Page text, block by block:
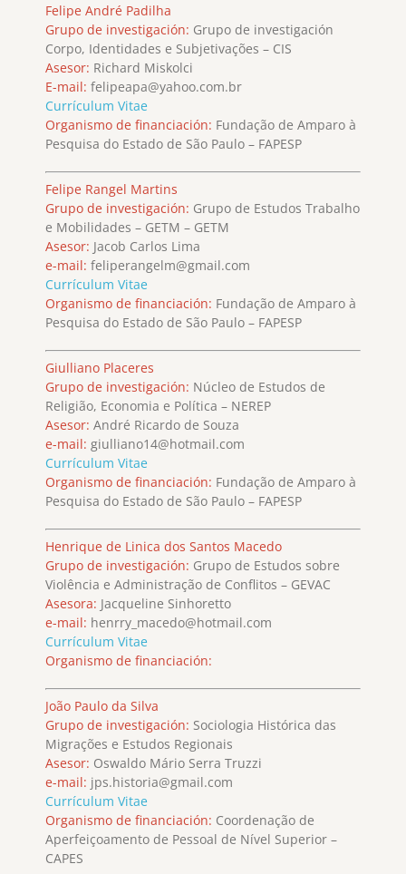
Felipe André Padilha
Grupo de investigación: Grupo de investigación
Corpo, Identidades e Subjetivações – CIS
Asesor: Richard Miskolci
E-mail: felipeapa@yahoo.com.br
Currículum Vitae
Organismo de financiación: Fundação de Amparo à
Pesquisa do Estado de São Paulo – FAPESP
Felipe Rangel Martins
Grupo de investigación: Grupo de Estudos Trabalho
e Mobilidades – GETM – GETM
Asesor: Jacob Carlos Lima
e-mail: feliperangelm@gmail.com
Currículum Vitae
Organismo de financiación: Fundação de Amparo à
Pesquisa do Estado de São Paulo – FAPESP
Giulliano Placeres
Grupo de investigación: Núcleo de Estudos de
Religião, Economia e Política – NEREP
Asesor: André Ricardo de Souza
e-mail: giulliano14@hotmail.com
Currículum Vitae
Organismo de financiación: Fundação de Amparo à
Pesquisa do Estado de São Paulo – FAPESP
Henrique de Linica dos Santos Macedo
Grupo de investigación: Grupo de Estudos sobre
Violência e Administração de Conflitos – GEVAC
Asesora: Jacqueline Sinhoretto
e-mail: henrry_macedo@hotmail.com
Currículum Vitae
Organismo de financiación:
João Paulo da Silva
Grupo de investigación: Sociologia Histórica das
Migrações e Estudos Regionais
Asesor: Oswaldo Mário Serra Truzzi
e-mail: jps.historia@gmail.com
Currículum Vitae
Organismo de financiación: Coordenação de
Aperfeiçoamento de Pessoal de Nível Superior –
CAPES